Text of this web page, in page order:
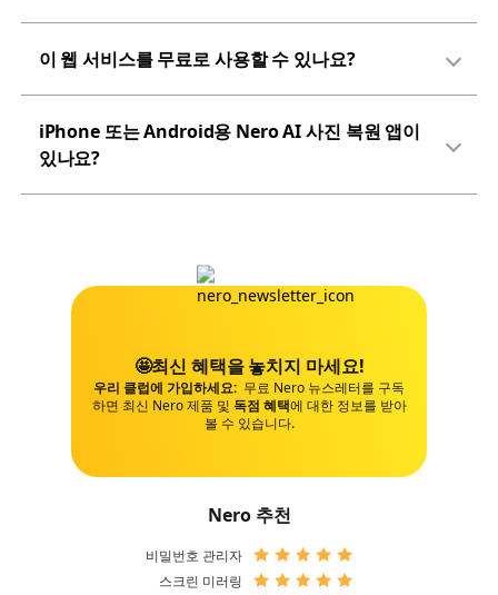
이 웹 서비스를 무료로 사용할 수 있나요?
iPhone 또는 Android용 Nero AI 사진 복원 앱이
있나요?
🤩최신 혜택을 놓치지 마세요!
우리 클럽에 가입하세요: 무료 Nero 뉴스레터를 구독
하면 최신 Nero 제품 및 독점 혜택에 대한 정보를 받아
볼 수 있습니다.
Nero 추천
비밀번호 관리자
스크린 미러링